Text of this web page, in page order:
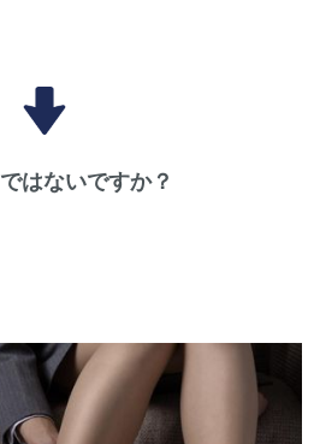
ではないですか？